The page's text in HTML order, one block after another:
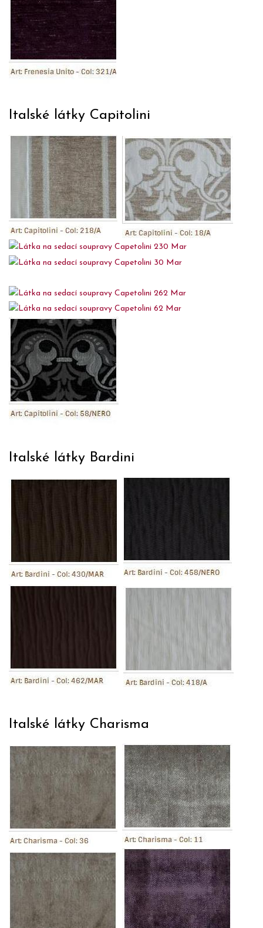
Italské látky Capitolini
Italské látky Bardini
Italské látky Charisma